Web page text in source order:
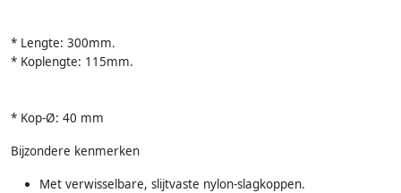
* Lengte: 300mm.
* Koplengte: 115mm.
* Kop-Ø: 40 mm
Bijzondere kenmerken
Met verwisselbare, slijtvaste nylon-slagkoppen.